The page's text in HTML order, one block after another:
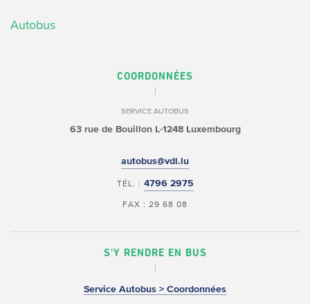
Autobus
COORDONNÉES
SERVICE AUTOBUS
63 rue de BouillonL-1248 Luxembourg
autobus@vdl.lu
TÉL. : 4796 2975
FAX : 29 68 08
S'Y RENDRE EN BUS
Service Autobus > Coordonnées